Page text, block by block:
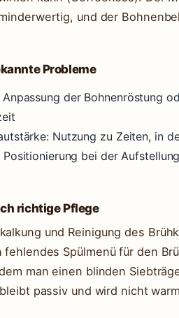
und der
Probleme
der Bohnenröstung
Nutzung zu Zeiten, in
Positionierung bei der
richtige Pflege
und Reinigung des
fehlendes Spülmenü für den
man einen blinden
passiv und wird nicht